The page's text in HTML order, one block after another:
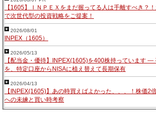
【1605】ＩＮＰＥＸをまだ握ってる人は手離すべき？
で次世代型の投資戦略をご提案！
2026/08/01
INPEX（1605）
2026/05/13
【配当金・優待】INPEX(1605)を400株持っています —
を、特定口座からNISAに植え替えて長期保有
2026/04/13
【INPEX(1605)】あの時買えばよかった、、、！株価2
への未練と買い時考察